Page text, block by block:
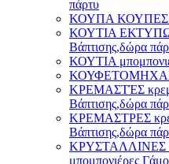
πάρτυ
ΚΟΥΠΑ ΚΟΥΠΕΣ
ΚΟΥΤΙΑ
Βάπτισης,δώρα
ΚΟΥΤΙΑ
ΚΡΕΜΑΣΤΈΣ
Βάπτισης,δώρα
ΚΡΕΜΑΣΤΡΕΣ
Βάπτισης,δώρα
ΚΡΥΣΤΑΛΛΙΝΕΣ
μπομπονιέρες